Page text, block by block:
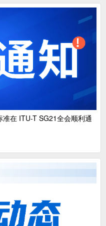
在 ITU-T SG21全会顺利通